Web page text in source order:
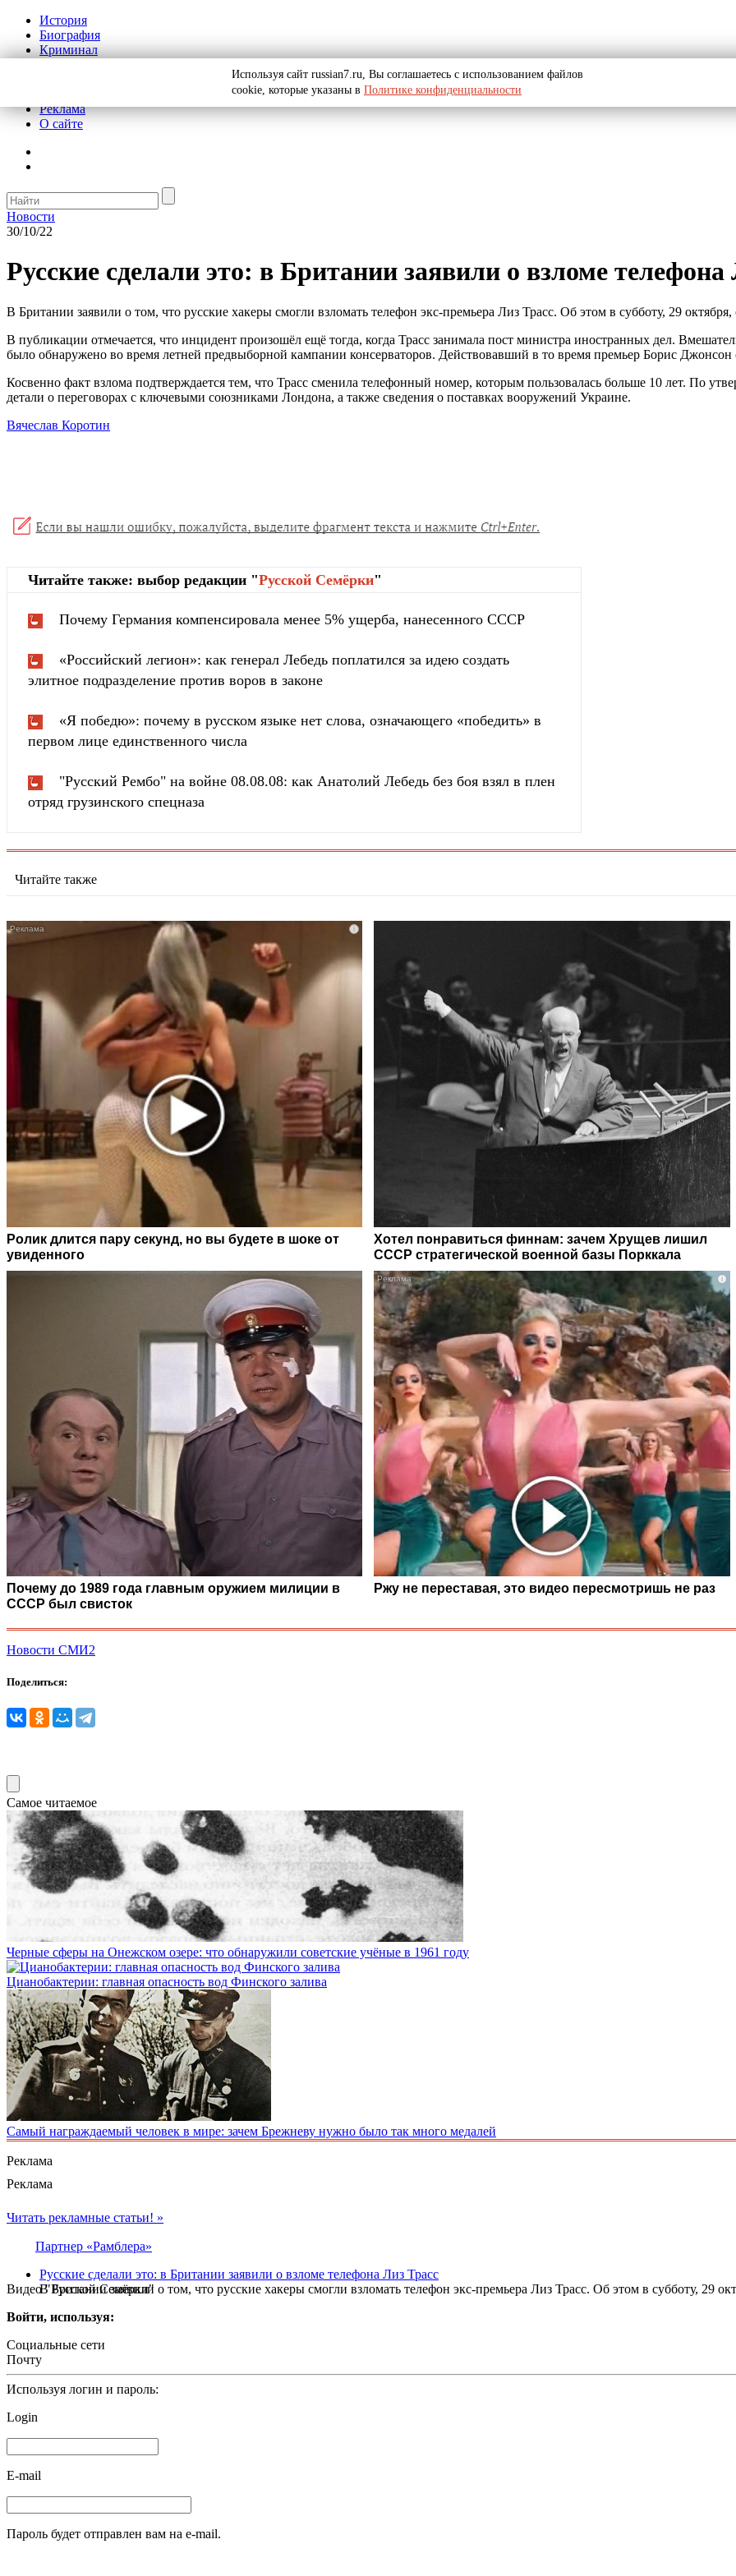
История
Биография
Криминал
Реклама
О сайте
Новости
30/10/22
Русские сделали это: в Британии заявили о взломе телефона
В Британии заявили о том, что русские хакеры смогли взломать телефон экс-премьера Лиз Трасс. Об этом в субботу, 29
В публикации отмечается, что инцидент произошёл ещё тогда, когда Трасс занимала пост министра иностранных дел.
было обнаружено во время летней предвыборной кампании консерваторов. Действовавший в то время премьер Борис
Косвенно факт взлома подтверждается тем, что Трасс сменила телефонный номер, которым пользовалась больше 10 лет. По
детали о переговорах с ключевыми союзниками Лондона, а также сведения о поставках вооружений Украине.
Вячеслав Коротин
Читайте также: выбор редакции "Русской Cемёрки"
Почему Германия компенсировала менее 5% ущерба, нанесенного СССР
«Российский легион»: как генерал Лебедь поплатился за идею создать
элитное подразделение против воров в законе
«Я победю»: почему в русском языке нет слова, означающего «победить» в
первом лице единственного числа
"Русский Рембо" на войне 08.08.08: как Анатолий Лебедь без боя взял в плен
отряд грузинского спецназа
Читайте также
i
Ролик длится пару секунд, но вы будете в шоке от
увиденного
Хотел понравиться финнам: зачем Хрущев лишил
СССР стратегической военной базы Порккала
Почему до 1989 года главным оружием милиции в
СССР был свисток
i
Ржу не переставая, это видео пересмотришь не раз
Новости СМИ2
Поделиться:
Самое читаемое
Черные сферы на Онежском озере: что обнаружили советские учёные в 1961 году
Цианобактерии: главная опасность вод Финского залива
Самый награждаемый человек в мире: зачем Брежневу нужно было так много медалей
Реклама
Реклама
Видео "Русской Семёрки"
Читать рекламные статьи! »
Партнер «Рамблера»
Русские сделали это: в Британии заявили о взломе телефона Лиз Трасс
В Британии заявили о том, что русские хакеры смогли взломать телефон экс-премьера Лиз Трасс. Об этом в субботу, 29
Войти, используя:
Социальные сети
Почту
Используя логин и пароль:
Login
E-mail
Пароль будет отправлен вам на e-mail.
Используя сайт russian7.ru, Вы соглашаетесь с использованием файлов
cookie, которые указаны в Политике конфиденциальности